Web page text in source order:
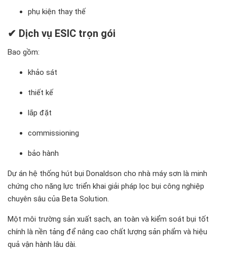
phụ kiện thay thế
✔ Dịch vụ ESIC trọn gói
Bao gồm:
khảo sát
thiết kế
lắp đặt
commissioning
bảo hành
Dự án hệ thống hút bụi Donaldson cho nhà máy sơn là minh
chứng cho năng lực triển khai giải pháp lọc bụi công nghiệp
chuyên sâu của Beta Solution.
Một môi trường sản xuất sạch, an toàn và kiểm soát bụi tốt
chính là nền tảng để nâng cao chất lượng sản phẩm và hiệu
quả vận hành lâu dài.